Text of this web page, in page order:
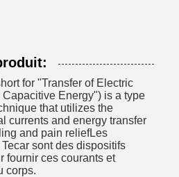
for "Transfer of Electric
Energy") is a type
that utilizes the
currents and energy transfer
and pain reliefLes
sont des dispositifs
fournir ces courants et
corps.